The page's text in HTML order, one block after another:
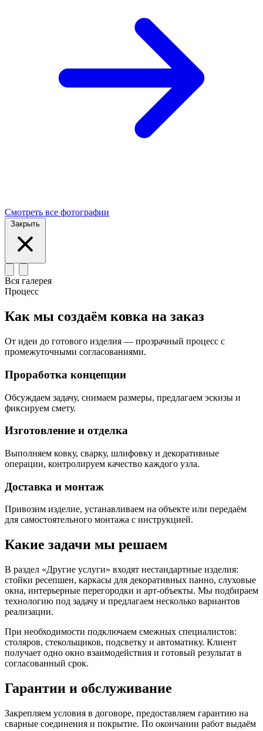
Смотреть все фотографии
Закрыть
Вся галерея
Процесс
Как мы создаём ковка на заказ
От идеи до готового изделия — прозрачный процесс с
промежуточными согласованиями.
Проработка концепции
Обсуждаем задачу, снимаем размеры, предлагаем эскизы и
фиксируем смету.
Изготовление и отделка
Выполняем ковку, сварку, шлифовку и декоративные
операции, контролируем качество каждого узла.
Доставка и монтаж
Привозим изделие, устанавливаем на объекте или передаём
для самостоятельного монтажа с инструкцией.
Какие задачи мы решаем
В раздел «Другие услуги» входят нестандартные изделия:
стойки ресепшен, каркасы для декоративных панно, слуховые
окна, интерьерные перегородки и арт-объекты. Мы подбираем
технологию под задачу и предлагаем несколько вариантов
реализации.
При необходимости подключаем смежных специалистов:
столяров, стекольщиков, подсветку и автоматику. Клиент
получает одно окно взаимодействия и готовый результат в
согласованный срок.
Гарантии и обслуживание
Закрепляем условия в договоре, предоставляем гарантию на
сварные соединения и покрытие. По окончании работ выдаём